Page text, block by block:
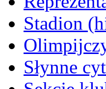
Stadion
Słynne